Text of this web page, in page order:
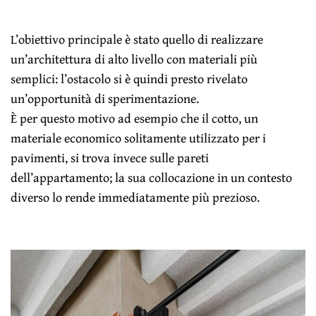
L’obiettivo principale è stato quello di realizzare
un’architettura di alto livello con materiali più
semplici: l’ostacolo si è quindi presto rivelato
un’opportunità di sperimentazione.
È per questo motivo ad esempio che il cotto, un
materiale economico solitamente utilizzato per i
pavimenti, si trova invece sulle pareti
dell’appartamento; la sua collocazione in un contesto
diverso lo rende immediatamente più prezioso.